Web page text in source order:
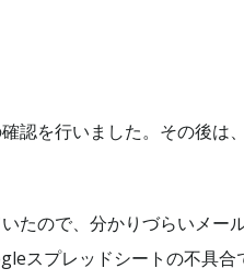
認を行いました。その後は
たので、分かりづらいメー
スプレッドシートの不具合